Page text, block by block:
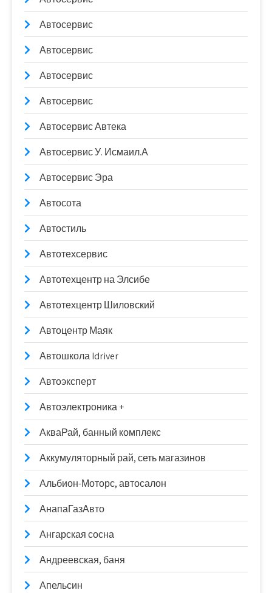
Автосервис
Автосервис
Автосервис
Автосервис
Автосервис Автека
Автосервис У. Исмаил.А
Автосервис Эра
Автосота
Автостиль
Автотехсервис
Автотехцентр на Элсибе
Автотехцентр Шиловский
Автоцентр Маяк
Автошкола Idriver
Автоэксперт
Автоэлектроника +
АкваРай, банный комплекс
Аккумуляторный рай, сеть магазинов
Альбион-Моторс, автосалон
АнапаГазАвто
Ангарская сосна
Андреевская, баня
Апельсин